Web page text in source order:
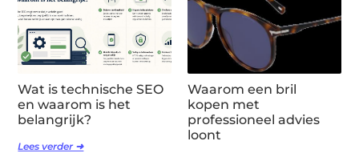
Wat is technische SEO
en waarom is het
belangrijk?
Lees verder ➜
Waarom een bril
kopen met
professioneel advies
loont